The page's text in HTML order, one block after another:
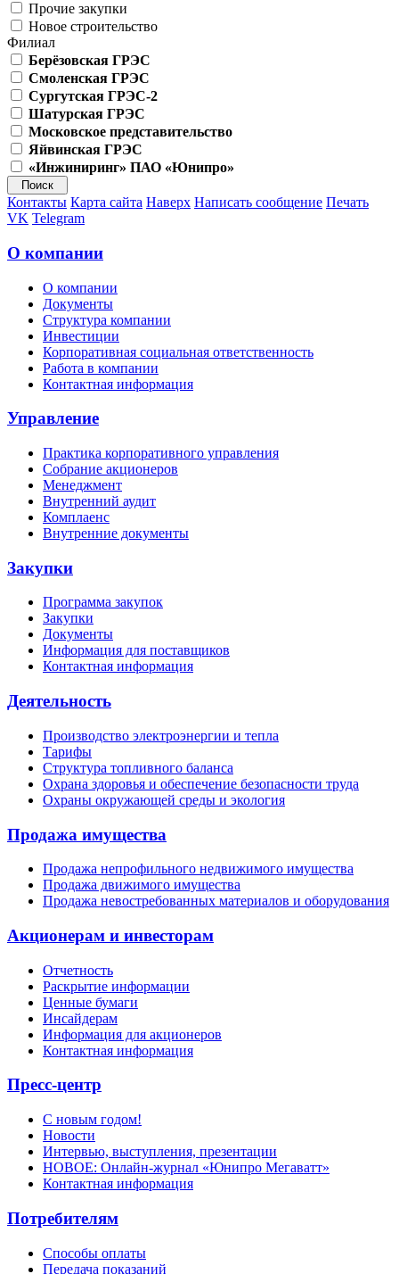
Прочие закупки
Новое строительство
Филиал
Берёзовская ГРЭС
Смоленская ГРЭС
Сургутская ГРЭС-2
Шатурская ГРЭС
Московское представительство
Яйвинская ГРЭС
«Инжиниринг» ПАО «Юнипро»
Контакты Карта сайта Наверх Написать сообщение Печать
VK Telegram
О компании
О компании
Документы
Структура компании
Инвестиции
Корпоративная социальная ответственность
Работа в компании
Контактная информация
Управление
Практика корпоративного управления
Собрание акционеров
Менеджмент
Внутренний аудит
Комплаенс
Внутренние документы
Закупки
Программа закупок
Закупки
Документы
Информация для поставщиков
Контактная информация
Деятельность
Производство электроэнергии и тепла
Тарифы
Структура топливного баланса
Охрана здоровья и обеспечение безопасности труда
Охраны окружающей среды и экология
Продажа имущества
Продажа непрофильного недвижимого имущества
Продажа движимого имущества
Продажа невостребованных материалов и оборудования
Акционерам и инвесторам
Отчетность
Раскрытие информации
Ценные бумаги
Инсайдерам
Информация для акционеров
Контактная информация
Пресс-центр
С новым годом!
Новости
Интервью, выступления, презентации
НОВОЕ: Онлайн-журнал «Юнипро Мегаватт»
Контактная информация
Потребителям
Способы оплаты
Передача показаний